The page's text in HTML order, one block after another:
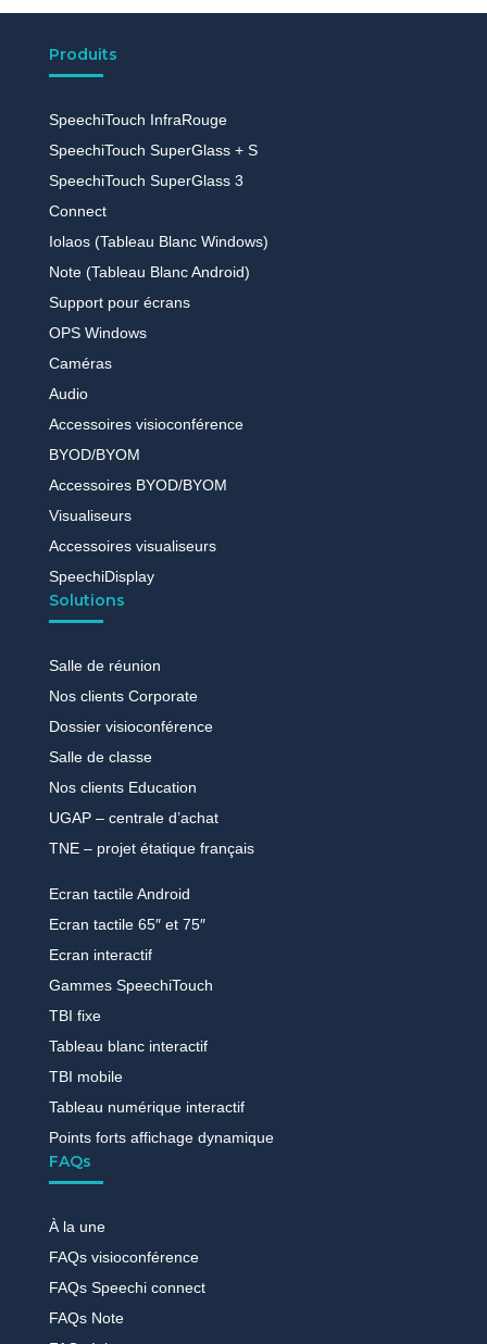
Produits
SpeechiTouch InfraRouge
SpeechiTouch SuperGlass + S
SpeechiTouch SuperGlass 3
Connect
Iolaos (Tableau Blanc Windows)
Note (Tableau Blanc Android)
Support pour écrans
OPS Windows
Caméras
Audio
Accessoires visioconférence
BYOD/BYOM
Accessoires BYOD/BYOM
Visualiseurs
Accessoires visualiseurs
SpeechiDisplay
Solutions
Salle de réunion
Nos clients Corporate
Dossier visioconférence
Salle de classe
Nos clients Education
UGAP – centrale d’achat
TNE – projet étatique français
Ecran tactile Android
Ecran tactile 65″ et 75″
Ecran interactif
Gammes SpeechiTouch
TBI fixe
Tableau blanc interactif
TBI mobile
Tableau numérique interactif
Points forts affichage dynamique
FAQs
À la une
FAQs visioconférence
FAQs Speechi connect
FAQs Note